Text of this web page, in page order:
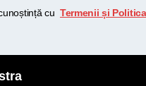
cu Termenii și